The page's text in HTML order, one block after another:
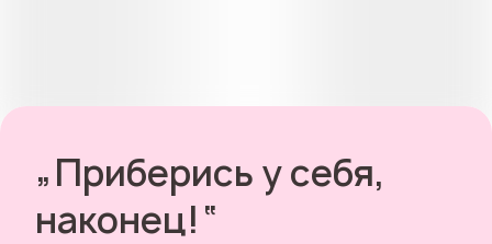
„Приберись у себя,
наконец!“